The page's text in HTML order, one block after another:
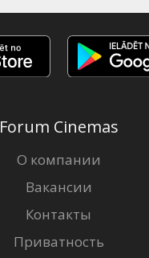
Forum Cinemas
О компании
Вакансии
Контакты
Приватность